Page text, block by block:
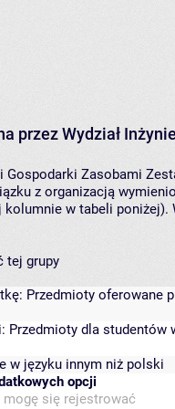
przez Wydział
Gospodarki Zasobami
z organizacją
w tabeli
tej grupy
Przedmioty oferowane
Przedmioty dla studentów
w języku innym niż polski
opcji
się rejestrować